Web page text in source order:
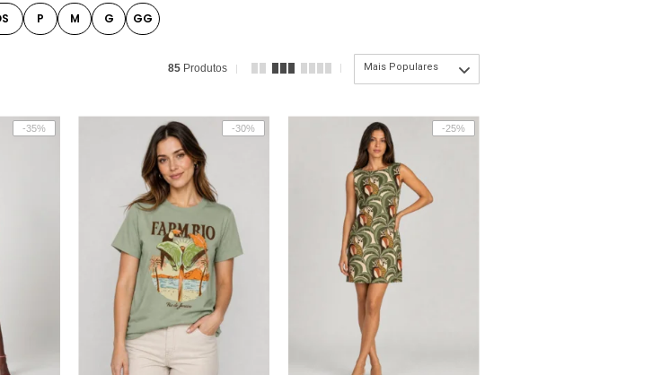
P M G GG
85 Produtos Mais Populares
-35% -30% -25%